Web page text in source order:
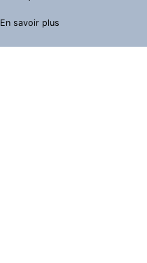
En savoir plus